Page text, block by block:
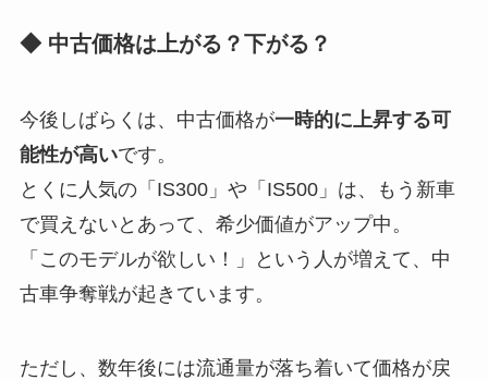
◆ 中古価格は上がる？下がる？
今後しばらくは、中古価格が一時的に上昇する可
能性が高いです。
とくに人気の「IS300」や「IS500」は、もう新車
で買えないとあって、希少価値がアップ中。
「このモデルが欲しい！」という人が増えて、中
古車争奪戦が起きています。
ただし、数年後には流通量が落ち着いて価格が戻